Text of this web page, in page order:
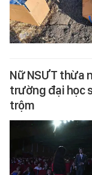
Nữ NSƯT thừa
trường đại học
trộm